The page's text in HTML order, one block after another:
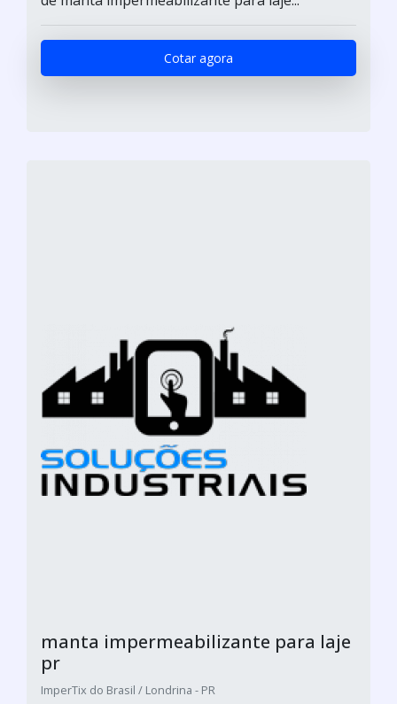
Cotar agora
manta impermeabilizante para laje
pr
ImperTix do Brasil / Londrina - PR